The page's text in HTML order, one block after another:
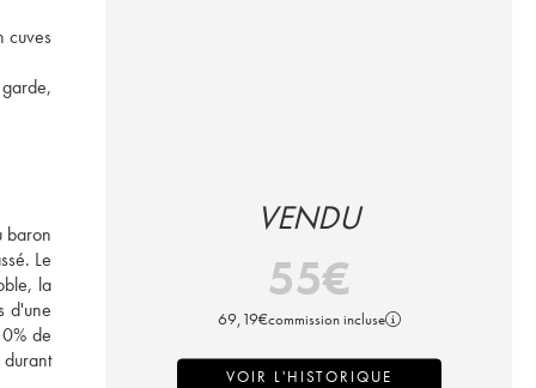
cuves
baron
Le
la
d'une
de
VENDU
55€
69,19€commission incluse
VOIR L'HISTORIQUE